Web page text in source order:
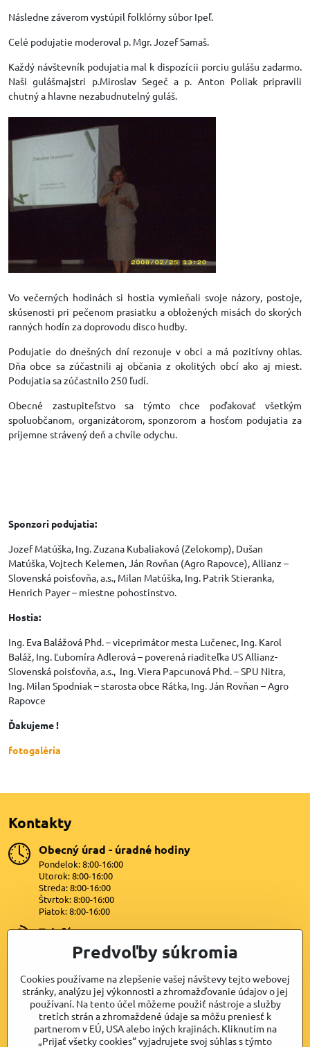
Následne záverom vystúpil folklórny súbor Ipeľ.
Celé podujatie moderoval p. Mgr. Jozef Samaš.
Každý návštevník podujatia mal k dispozícii porciu gulášu zadarmo.
Naši gulášmajstri p.Miroslav Segeč a p. Anton Poliak pripravili
chutný a hlavne nezabudnutelný guláš.
Vo večerných hodinách si hostia vymieňali svoje názory, postoje,
skúsenosti pri pečenom prasiatku a obložených misách do skorých
ranných hodín za doprovodu disco hudby.
Podujatie do dnešných dní rezonuje v obci a má pozitívny ohlas.
Dňa obce sa zúčastnili aj občania z okolitých obcí ako aj miest.
Podujatia sa zúčastnilo 250 ľudí.
Obecné zastupiteľstvo sa týmto chce poďakovať všetkým
spoluobčanom, organizátorom, sponzorom a hosťom podujatia za
príjemne strávený deň a chvíle odychu.
Sponzori podujatia:
Jozef Matúška, Ing. Zuzana Kubaliaková (Zelokomp), Dušan
Matúška, Vojtech Kelemen, Ján Rovňan (Agro Rapovce), Allianz –
Slovenská poisťovňa, a.s., Milan Matúška, Ing. Patrik Stieranka,
Henrich Payer – miestne pohostinstvo.
Hostia:
Ing. Eva Balážová Phd. – viceprimátor mesta Lučenec, Ing. Karol
Baláž, Ing. Ľubomíra Adlerová – poverená riaditeľka US Allianz-
Slovenská poisťovňa, a.s., Ing. Viera Papcunová Phd. – SPU Nitra,
Ing. Milan Spodniak – starosta obce Rátka, Ing. Ján Rovňan – Agro
Rapovce
Ďakujeme !
fotogaléria
Kontakty
Obecný úrad - úradné hodiny
Pondelok: 8:00-16:00
Utorok: 8:00-16:00
Streda: 8:00-16:00
Štvrtok: 8:00-16:00
Piatok: 8:00-16:00
Telefón
+421 47 4399872
lipovany@dkn.sk
Facebook
Predvoľby súkromia
Cookies používame na zlepšenie vašej návštevy tejto webovej
stránky, analýzu jej výkonnosti a zhromažďovanie údajov o jej
používaní. Na tento účel môžeme použiť nástroje a služby
tretích strán a zhromaždené údaje sa môžu preniesť k
partnerom v EÚ, USA alebo iných krajinách. Kliknutím na
„Prijať všetky cookies“ vyjadrujete svoj súhlas s týmto